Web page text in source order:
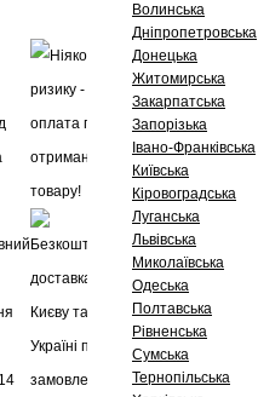
Волинська
Дніпропетровська
Донецька
Житомирська
Закарпатська
Запорізька
Івано-Франківська
Київська
Кіровоградська
Луганська
Львівська
Миколаївська
Одеська
Полтавська
Рівненська
Сумська
Тернопільська